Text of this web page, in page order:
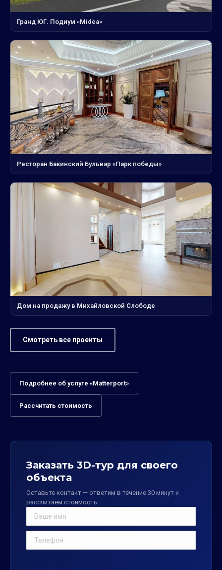
Гранд ЮГ. Подиум «Midea»
Ресторан Бакинский Бульвар «Парк победы»
Дом на продажу в Михайловской Слободе
Смотреть все проекты
Подробнее об услуге «Matterport»
Рассчитать стоимость
Заказать 3D-тур для своего
объекта
Оставьте контакт — ответим в течение 30 минут и
рассчитаем стоимость